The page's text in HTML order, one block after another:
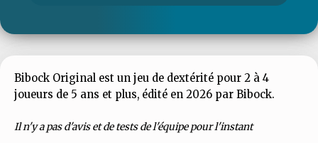
Bibock Original est un jeu de dextérité pour 2 à 4
joueurs de 5 ans et plus, édité en 2026 par Bibock.
Il n'y a pas d'avis et de tests de l'équipe pour l'instant